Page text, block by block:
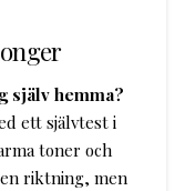
själv hemma?
ett självtest i
toner och
riktning, men